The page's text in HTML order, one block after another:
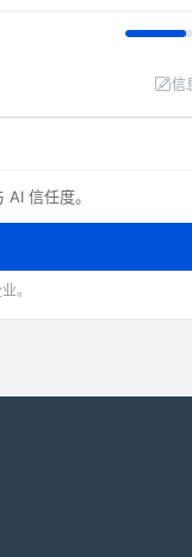
信
信任度。
。